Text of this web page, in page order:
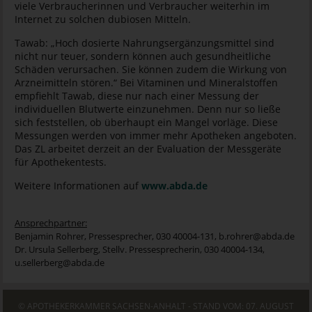
viele Verbraucherinnen und Verbraucher weiterhin im
Internet zu solchen dubiosen Mitteln.
Tawab: „Hoch dosierte Nahrungsergänzungsmittel sind
nicht nur teuer, sondern können auch gesundheitliche
Schäden verursachen. Sie können zudem die Wirkung von
Arzneimitteln stören.“ Bei Vitaminen und Mineralstoffen
empfiehlt Tawab, diese nur nach einer Messung der
individuellen Blutwerte einzunehmen. Denn nur so ließe
sich feststellen, ob überhaupt ein Mangel vorläge. Diese
Messungen werden von immer mehr Apotheken angeboten.
Das ZL arbeitet derzeit an der Evaluation der Messgeräte
für Apothekentests.
Weitere Informationen auf www.abda.de
Ansprechpartner:
Benjamin Rohrer, Pressesprecher, 030 40004-131, b.rohrer@abda.de
Dr. Ursula Sellerberg, Stellv. Pressesprecherin, 030 40004-134,
u.sellerberg@abda.de
© APOTHEKERKAMMER SACHSEN-ANHALT - STAND VOM: 07. AUGUST